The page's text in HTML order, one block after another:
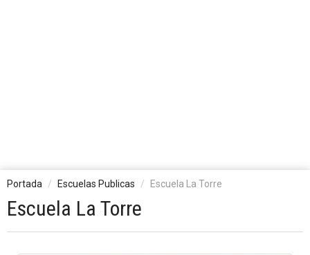
Portada Escuelas Publicas Escuela La Torre
Escuela La Torre